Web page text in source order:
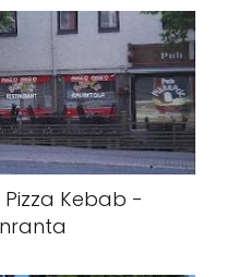
Kebab -